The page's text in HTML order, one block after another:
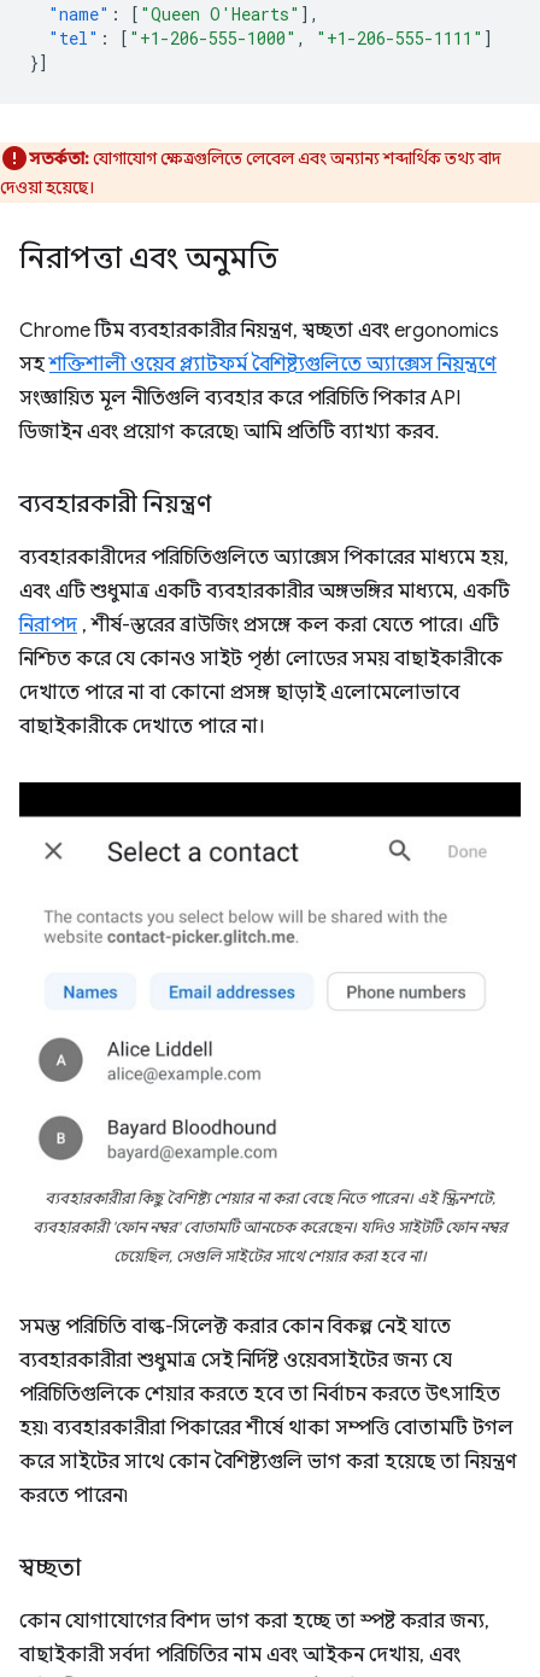
"name" : [ "Queen O'Hearts" ],
"tel" : [ "+1-206-555-1000" , "+1-206-555-1111" ]
}]
সতর্কতা:যোগাযোগ ক্ষেত্রগুলিতে লেবেল এবং অন্যান্য শব্দার্থিক তথ্য বাদ
দেওয়া হয়েছে।
নিরাপত্তা এবং অনুমতি
Chrome টিম ব্যবহারকারীর নিয়ন্ত্রণ, স্বচ্ছতা এবং ergonomics
সহশক্তিশালী ওয়েব প্ল্যাটফর্ম বৈশিষ্ট্যগুলিতে অ্যাক্সেস নিয়ন্ত্রণে
সংজ্ঞায়িত মূল নীতিগুলি ব্যবহার করে পরিচিতি পিকার API
ডিজাইন এবং প্রয়োগ করেছে৷ আমি প্রতিটি ব্যাখ্যা করব.
ব্যবহারকারী নিয়ন্ত্রণ
ব্যবহারকারীদের পরিচিতিগুলিতে অ্যাক্সেস পিকারের মাধ্যমে হয়,
এবং এটি শুধুমাত্র একটি ব্যবহারকারীর অঙ্গভঙ্গির মাধ্যমে, একটি
নিরাপদ , শীর্ষ-স্তরের ব্রাউজিং প্রসঙ্গে কল করা যেতে পারে। এটি
নিশ্চিত করে যে কোনও সাইট পৃষ্ঠা লোডের সময় বাছাইকারীকে
দেখাতে পারে না বা কোনো প্রসঙ্গ ছাড়াই এলোমেলোভাবে
বাছাইকারীকে দেখাতে পারে না।
ব্যবহারকারীরা কিছু বৈশিষ্ট্য শেয়ার না করা বেছে নিতে পারেন। এই স্ক্রিনশটে,
ব্যবহারকারী 'ফোন নম্বর' বোতামটি আনচেক করেছেন। যদিও সাইটটি ফোন নম্বর
চেয়েছিল, সেগুলি সাইটের সাথে শেয়ার করা হবে না।
সমস্ত পরিচিতি বাল্ক-সিলেক্ট করার কোন বিকল্প নেই যাতে
ব্যবহারকারীরা শুধুমাত্র সেই নির্দিষ্ট ওয়েবসাইটের জন্য যে
পরিচিতিগুলিকে শেয়ার করতে হবে তা নির্বাচন করতে উৎসাহিত
হয়৷ ব্যবহারকারীরা পিকারের শীর্ষে থাকা সম্পত্তি বোতামটি টগল
করে সাইটের সাথে কোন বৈশিষ্ট্যগুলি ভাগ করা হয়েছে তা নিয়ন্ত্রণ
করতে পারেন৷
স্বচ্ছতা
কোন যোগাযোগের বিশদ ভাগ করা হচ্ছে তা স্পষ্ট করার জন্য,
বাছাইকারী সর্বদা পরিচিতির নাম এবং আইকন দেখায়, এবং